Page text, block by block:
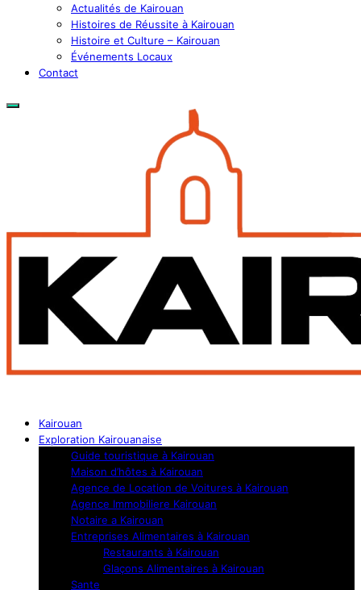
Actualités de Kairouan
Histoires de Réussite à Kairouan
Histoire et Culture – Kairouan
Événements Locaux
Contact
Kairouan
Exploration Kairouanaise
Guide touristique à Kairouan
Maison d’hôtes à Kairouan
Agence de Location de Voitures à Kairouan
Agence Immobiliere Kairouan
Notaire a Kairouan
Entreprises Alimentaires à Kairouan
Restaurants à Kairouan
Glaçons Alimentaires à Kairouan
Sante